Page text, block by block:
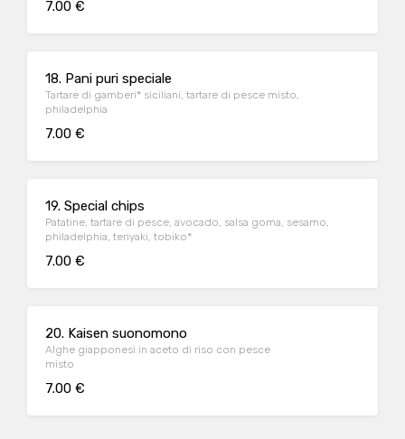
7.00 €
18. Pani puri speciale
Tartare di gamberi* siciliani, tartare di pesce misto,
philadelphia
7.00 €
19. Special chips
Patatine, tartare di pesce, avocado, salsa goma, sesamo,
philadelphia, teriyaki, tobiko*
7.00 €
20. Kaisen suonomono
Alghe giapponesi in aceto di riso con pesce
misto
7.00 €